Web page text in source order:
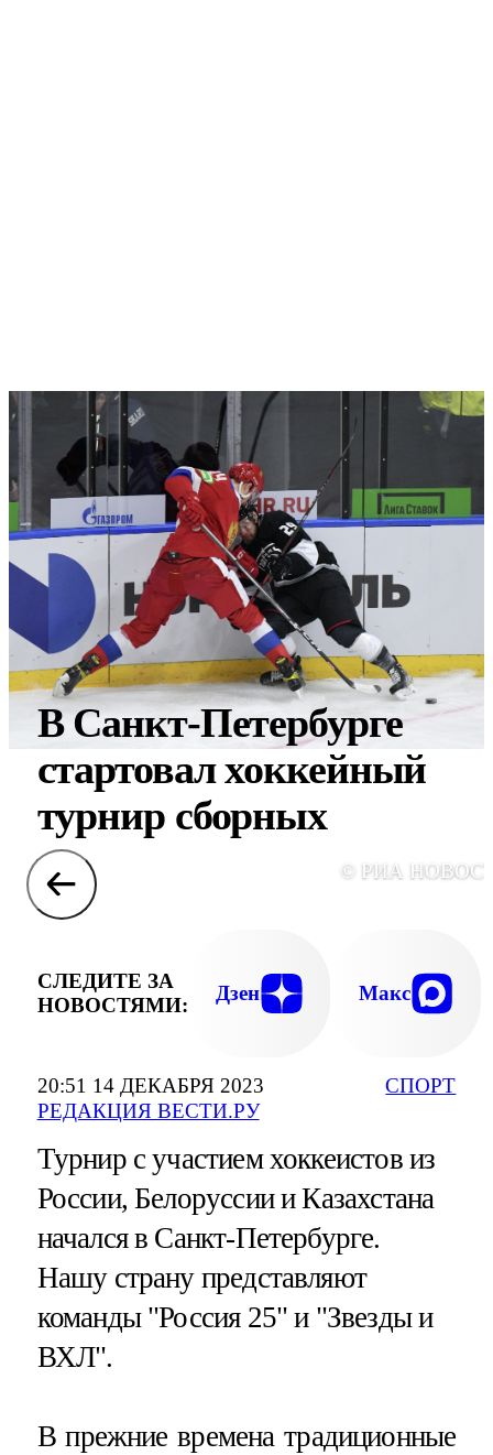
20:51 14 ДЕКАБРЯ 2023
РЕДАКЦИЯ ВЕСТИ.РУ
СПОРТ
В Санкт-Петербурге
стартовал хоккейный
турнир сборных
© РИА
СЛЕДИТЕ ЗА
НОВОСТЯМИ:
Дзен Макс
Турнир с участием хоккеистов из
России, Белоруссии и Казахстана
начался в Санкт-Петербурге.
Нашу страну представляют
команды "Россия 25" и "Звезды и
ВХЛ".
В прежние времена традиционные